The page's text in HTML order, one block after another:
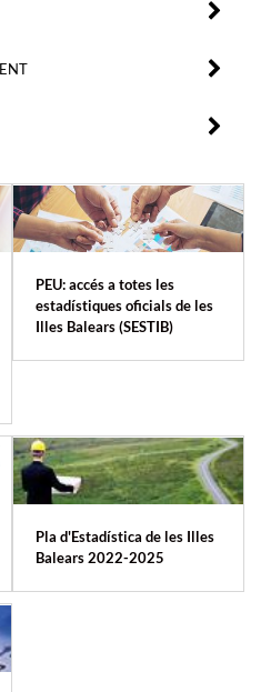
PEU: accés a totes les
estadístiques oficials de les
Illes Balears (SESTIB)
Pla d'Estadística de les Illes
Balears 2022-2025